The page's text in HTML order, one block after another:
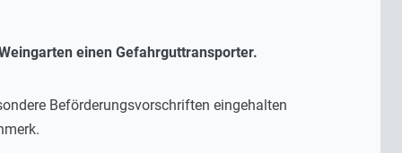
einen Gefahrguttransporter.
Beförderungsvorschriften eingehalten